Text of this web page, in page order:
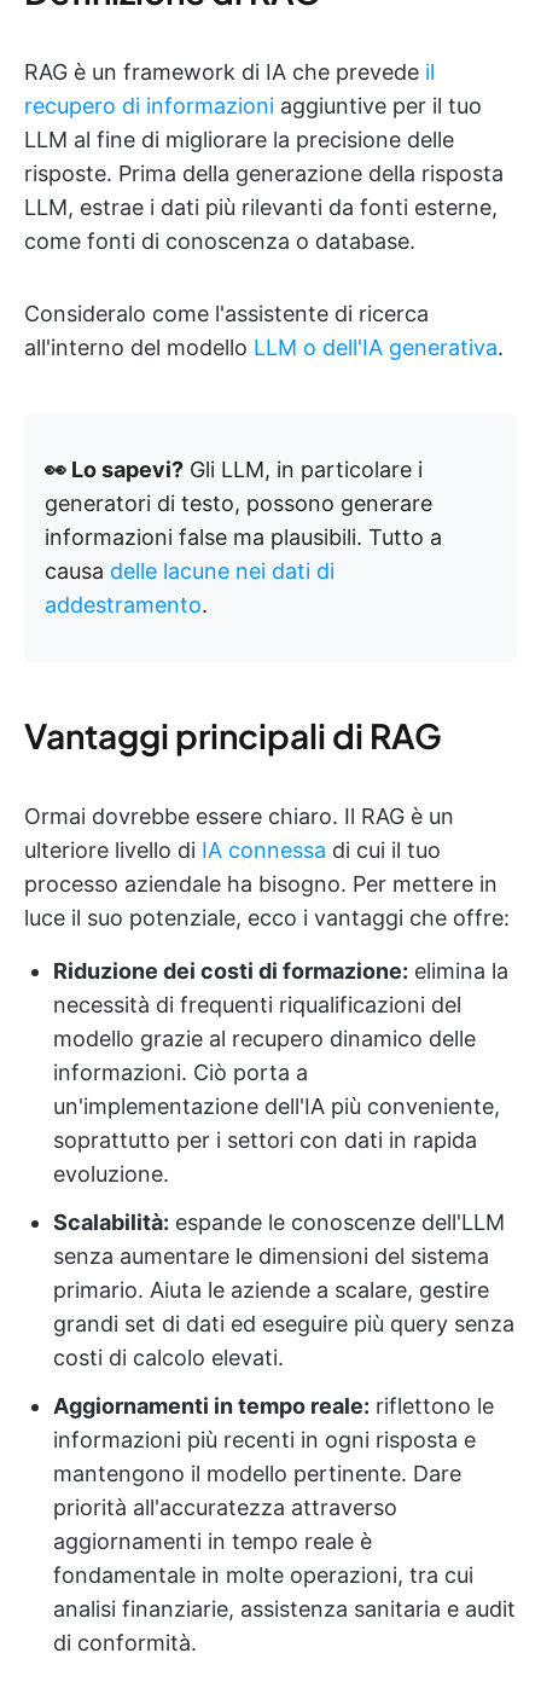
RAG è un framework di IA che prevede il
recupero di informazioni aggiuntive per il tuo
LLM al fine di migliorare la precisione delle
risposte. Prima della generazione della risposta
LLM, estrae i dati più rilevanti da fonti esterne,
come fonti di conoscenza o database.
Consideralo come l'assistente di ricerca
all'interno del modello LLM o dell'IA generativa.
👀 Lo sapevi? Gli LLM, in particolare i
generatori di testo, possono generare
informazioni false ma plausibili. Tutto a
causa delle lacune nei dati di
addestramento.
Vantaggi principali di RAG
Ormai dovrebbe essere chiaro. Il RAG è un
ulteriore livello di IA connessa di cui il tuo
processo aziendale ha bisogno. Per mettere in
luce il suo potenziale, ecco i vantaggi che offre:
Riduzione dei costi di formazione: elimina la
necessità di frequenti riqualificazioni del
modello grazie al recupero dinamico delle
informazioni. Ciò porta a
un'implementazione dell'IA più conveniente,
soprattutto per i settori con dati in rapida
evoluzione.
Scalabilità: espande le conoscenze dell'LLM
senza aumentare le dimensioni del sistema
primario. Aiuta le aziende a scalare, gestire
grandi set di dati ed eseguire più query senza
costi di calcolo elevati.
Aggiornamenti in tempo reale: riflettono le
informazioni più recenti in ogni risposta e
mantengono il modello pertinente. Dare
priorità all'accuratezza attraverso
aggiornamenti in tempo reale è
fondamentale in molte operazioni, tra cui
analisi finanziarie, assistenza sanitaria e audit
di conformità.